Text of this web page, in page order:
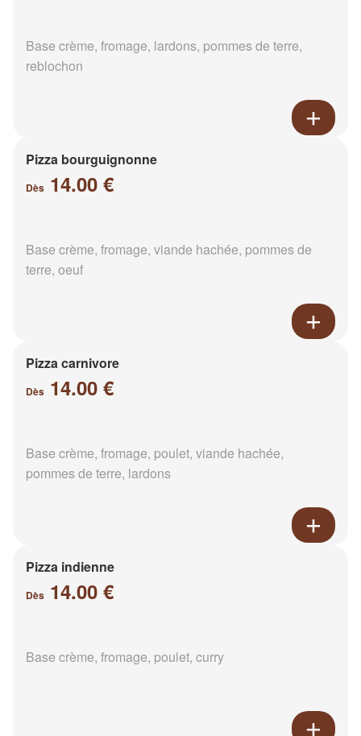
Base crème, fromage, lardons, pommes de terre,
reblochon
Pizza bourguignonne
Dès 14.00 €
Base crème, fromage, viande hachée, pommes de
terre, oeuf
Pizza carnivore
Dès 14.00 €
Base crème, fromage, poulet, viande hachée,
pommes de terre, lardons
Pizza indienne
Dès 14.00 €
Base crème, fromage, poulet, curry